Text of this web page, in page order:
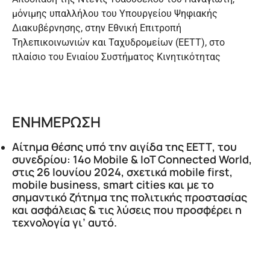
μόνιμης υπαλλήλου του Υπουργείου Ψηφιακής
Διακυβέρνησης, στην Εθνική Επιτροπή
Τηλεπικοινωνιών και Ταχυδρομείων (ΕΕΤΤ), στο
πλαίσιο του Ενιαίου Συστήματος Κινητικότητας
ΕΝΗΜΕΡΩΣΗ
Αίτημα θέσης υπό την αιγίδα της ΕΕΤΤ, του
συνεδρίου: 14o Mobile & IoT Connected World,
στις 26 Ιουνίου 2024, σχετικά mobile first,
mobile business, smart cities και με το
σημαντικό ζήτημα της πολιτικής προστασίας
και ασφάλειας & τις λύσεις που προσφέρει η
τεχνολογία γι’ αυτό.